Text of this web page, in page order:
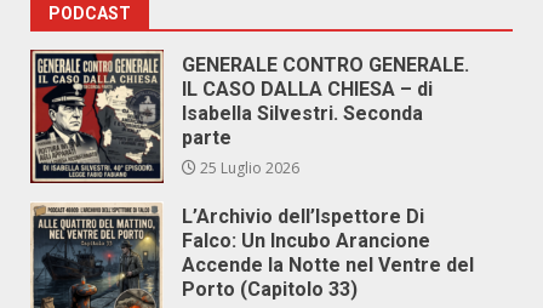
PODCAST
GENERALE CONTRO GENERALE.
IL CASO DALLA CHIESA – di
Isabella Silvestri. Seconda
parte
25 Luglio 2026
L’Archivio dell’Ispettore Di
Falco: Un Incubo Arancione
Accende la Notte nel Ventre del
Porto (Capitolo 33)